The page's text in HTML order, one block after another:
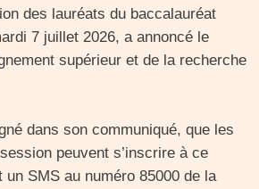
des lauréats du baccalauréat
7 juillet 2026, a annoncé le
supérieur et de la recherche
dans son communiqué, que les
peuvent s’inscrire à ce
SMS au numéro 85000 de la